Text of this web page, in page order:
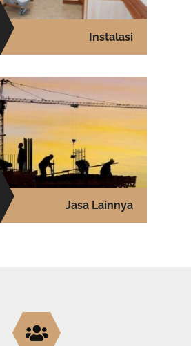
Instalasi
Jasa Lainnya